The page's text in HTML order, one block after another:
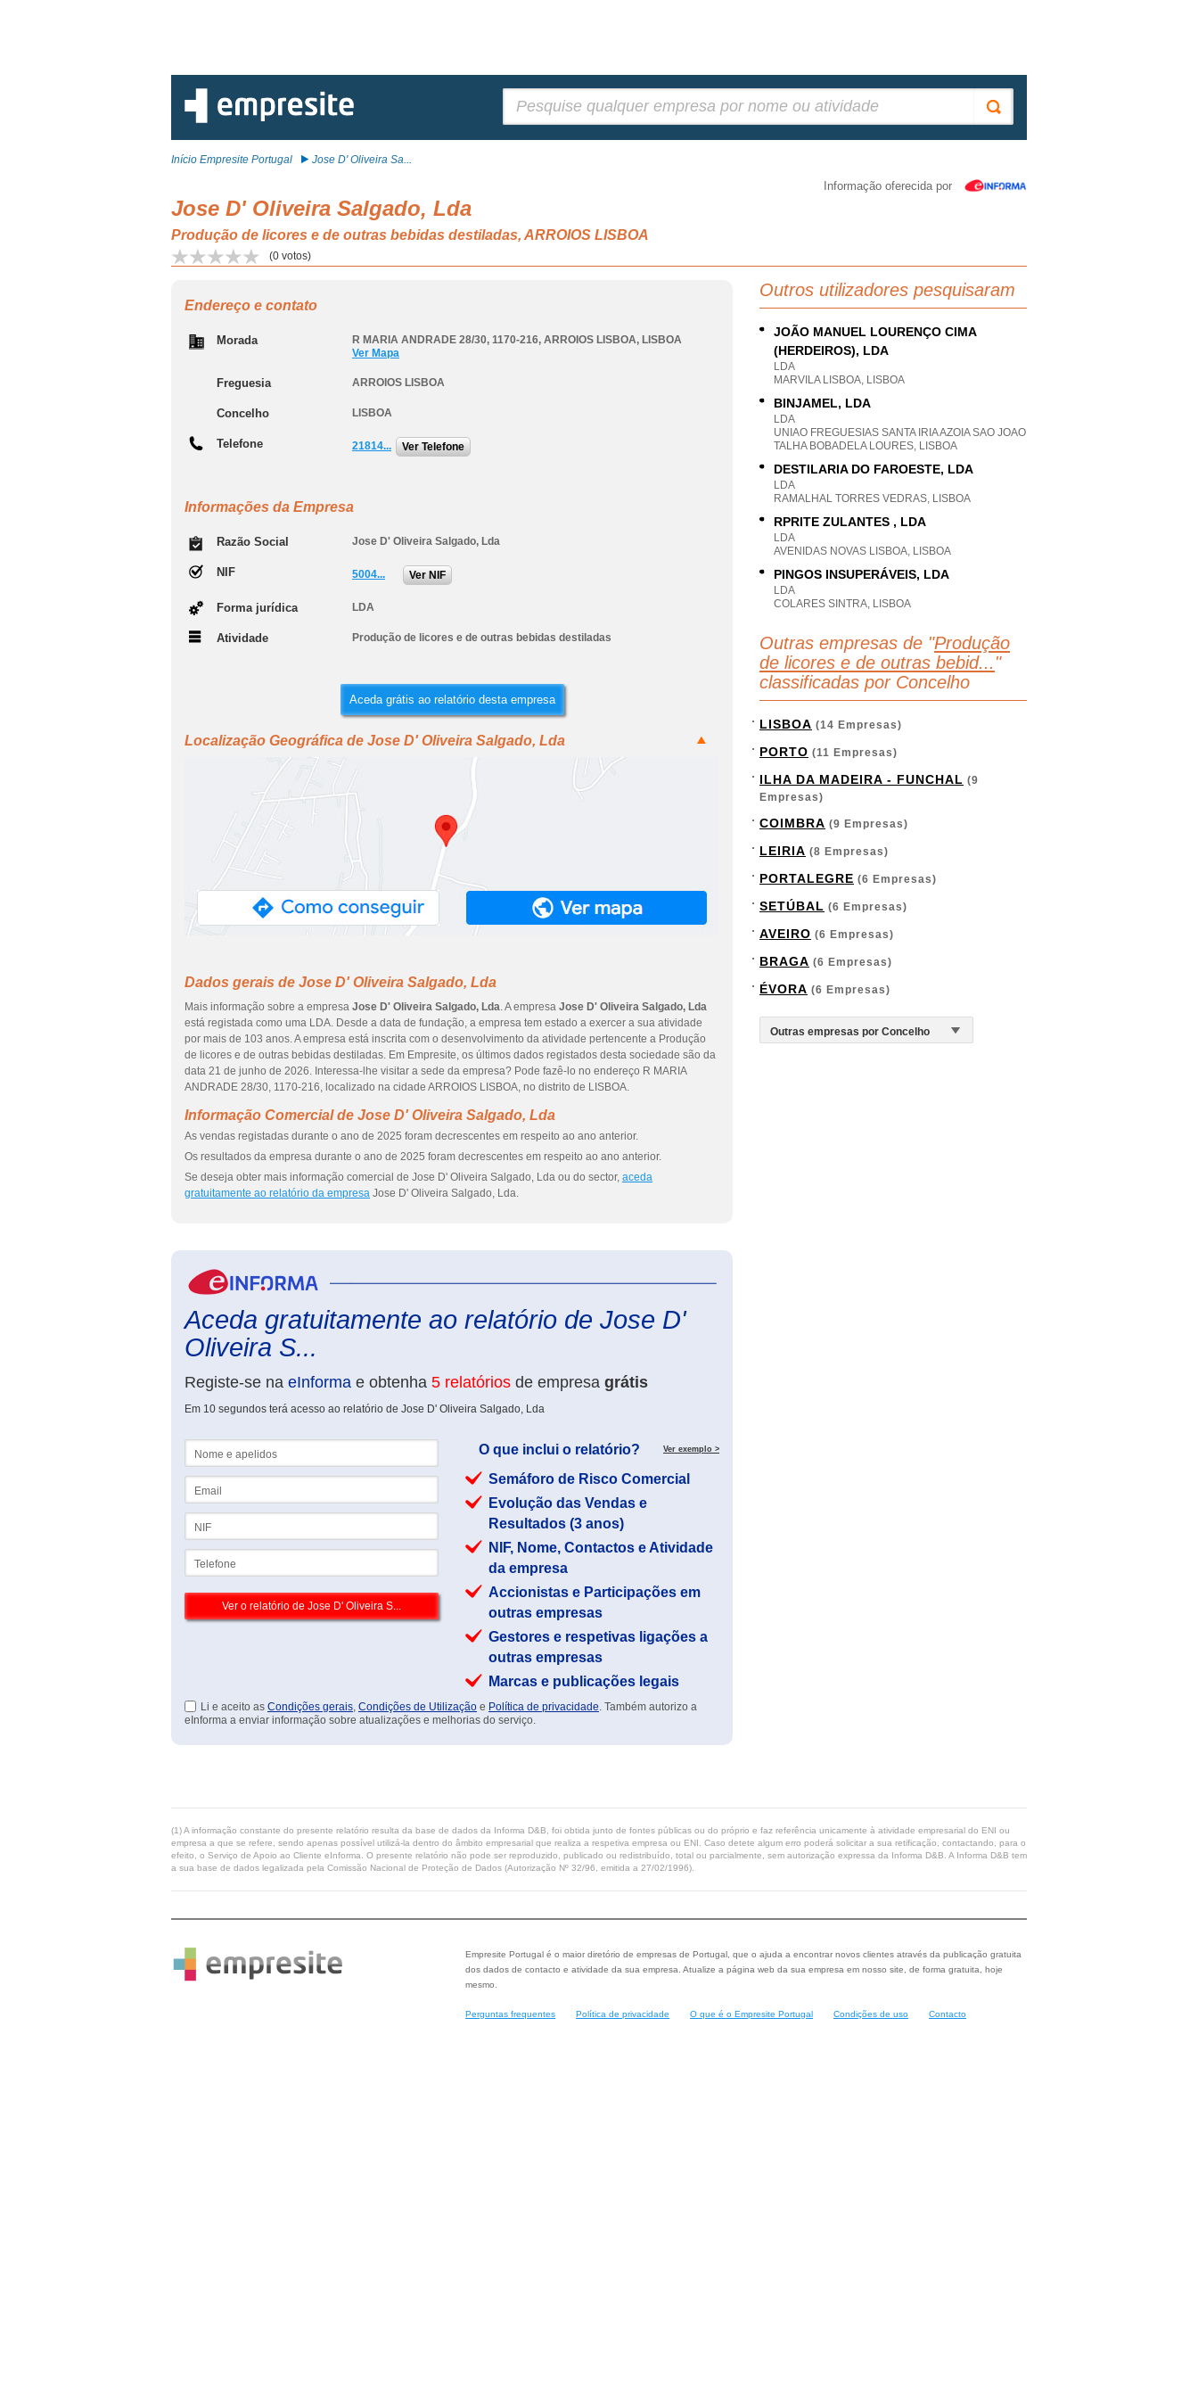
Início Empresite Portugal Jose D' Oliveira Sa...
Informação oferecida por
Jose D' Oliveira Salgado, Lda
Produção de licores e de outras bebidas destiladas, ARROIOS LISBOA
(0 votos)
Endereço e contato
Morada R MARIA ANDRADE 28/30, 1170-216, ARROIOS LISBOA, LISBOA
Ver Mapa
Freguesia ARROIOS LISBOA
Concelho LISBOA
Telefone 21814... Ver Telefone
Informações da Empresa
Razão Social Jose D' Oliveira Salgado, Lda
NIF 5004... Ver NIF
Forma jurídica LDA
Atividade Produção de licores e de outras bebidas destiladas
Aceda grátis ao relatório desta empresa
Localização Geográfica de Jose D' Oliveira Salgado, Lda
Dados gerais de Jose D' Oliveira Salgado, Lda
Mais informação sobre a empresa Jose D' Oliveira Salgado, Lda. A empresa Jose D' Oliveira Salgado, Lda
está registada como uma LDA. Desde a data de fundação, a empresa tem estado a exercer a sua atividade
por mais de 103 anos. A empresa está inscrita com o desenvolvimento da atividade pertencente a Produção
de licores e de outras bebidas destiladas. Em Empresite, os últimos dados registados desta sociedade são da
data 21 de junho de 2026. Interessa-lhe visitar a sede da empresa? Pode fazê-lo no endereço R MARIA
ANDRADE 28/30, 1170-216, localizado na cidade ARROIOS LISBOA, no distrito de LISBOA.
Informação Comercial de Jose D' Oliveira Salgado, Lda
As vendas registadas durante o ano de 2025 foram decrescentes em respeito ao ano anterior.
Os resultados da empresa durante o ano de 2025 foram decrescentes em respeito ao ano anterior.
Se deseja obter mais informação comercial de Jose D' Oliveira Salgado, Lda ou do sector, aceda
gratuitamente ao relatório da empresa Jose D' Oliveira Salgado, Lda.
Aceda gratuitamente ao relatório de Jose D'
Oliveira S...
Registe-se na eInforma e obtenha 5 relatórios de empresa grátis
Em 10 segundos terá acesso ao relatório de Jose D' Oliveira Salgado, Lda
O que inclui o relatório? Ver exemplo >
Semáforo de Risco Comercial
Evolução das Vendas e
Resultados (3 anos)
NIF, Nome, Contactos e Atividade
da empresa
Accionistas e Participações em
outras empresas
Gestores e respetivas ligações a
outras empresas
Marcas e publicações legais
Li e aceito as Condições gerais, Condições de Utilização e Política de privacidade. Também autorizo a
eInforma a enviar informação sobre atualizações e melhorias do serviço.
Outros utilizadores pesquisaram
JOÃO MANUEL LOURENÇO CIMA
(HERDEIROS), LDA
LDA
MARVILA LISBOA, LISBOA
BINJAMEL, LDA
LDA
UNIAO FREGUESIAS SANTA IRIA AZOIA SAO JOAO
TALHA BOBADELA LOURES, LISBOA
DESTILARIA DO FAROESTE, LDA
LDA
RAMALHAL TORRES VEDRAS, LISBOA
RPRITE ZULANTES , LDA
LDA
AVENIDAS NOVAS LISBOA, LISBOA
PINGOS INSUPERÁVEIS, LDA
LDA
COLARES SINTRA, LISBOA
Outras empresas de "Produção
de licores e de outras bebid... "
classificadas por Concelho
LISBOA (14 Empresas)
PORTO (11 Empresas)
ILHA DA MADEIRA - FUNCHAL (9
Empresas)
COIMBRA (9 Empresas)
LEIRIA (8 Empresas)
PORTALEGRE (6 Empresas)
SETÚBAL (6 Empresas)
AVEIRO (6 Empresas)
BRAGA (6 Empresas)
ÉVORA (6 Empresas)
(1) A informação constante do presente relatório resulta da base de dados da Informa D&B, foi obtida junto de fontes públicas ou do próprio e faz referência unicamente à atividade empresarial do ENI ou
empresa a que se refere, sendo apenas possível utilizá-la dentro do âmbito empresarial que realiza a respetiva empresa ou ENI. Caso detete algum erro poderá solicitar a sua retificação, contactando, para o
efeito, o Serviço de Apoio ao Cliente eInforma. O presente relatório não pode ser reproduzido, publicado ou redistribuído, total ou parcialmente, sem autorização expressa da Informa D&B. A Informa D&B tem
a sua base de dados legalizada pela Comissão Nacional de Proteção de Dados (Autorização Nº 32/96, emitida a 27/02/1996).
Empresite Portugal é o maior diretório de empresas de Portugal, que o ajuda a encontrar novos clientes através da publicação gratuita
dos dados de contacto e atividade da sua empresa. Atualize a página web da sua empresa em nosso site, de forma gratuita, hoje
mesmo.
Perguntas frequentes Política de privacidade O que é o Empresite Portugal Condições de uso Contacto